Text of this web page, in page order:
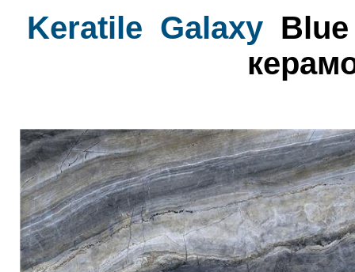
Keratile Galaxy